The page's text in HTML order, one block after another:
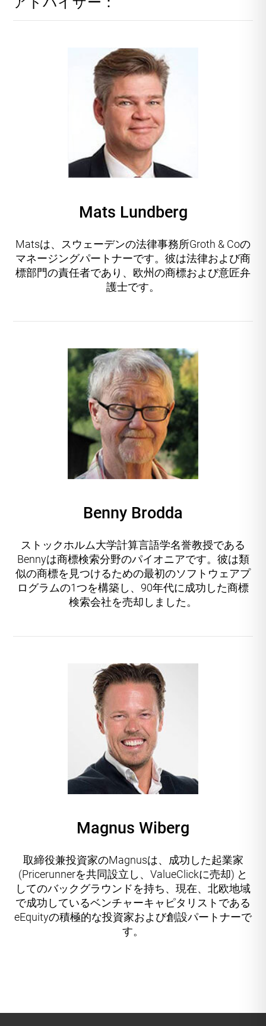
Mats Lundberg
Matsは、スウェーデンの法律事務所Groth & Coの
マネージングパートナーです。彼は法律および商
標部門の責任者であり、欧州の商標および意匠弁
護士です。
Benny Brodda
ストックホルム大学計算言語学名誉教授である
Bennyは商標検索分野のパイオニアです。彼は類
似の商標を見つけるための最初のソフトウェアプ
ログラムの1つを構築し、90年代に成功した商標
検索会社を売却しました。
Magnus Wiberg
取締役兼投資家のMagnusは、成功した起業家
(Pricerunnerを共同設立し、ValueClickに売却) と
してのバックグラウンドを持ち、現在、北欧地域
で成功しているベンチャーキャピタリストである
eEquityの積極的な投資家および創設パートナーで
す。